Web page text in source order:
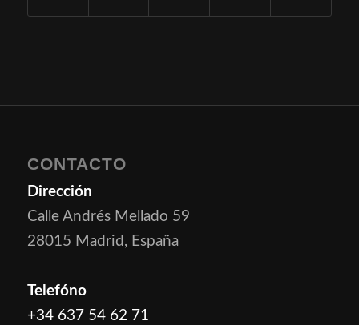
CONTACTO
Dirección
Calle Andrés Mellado 59
28015 Madrid, España
Telefóno
+34 637 54 62 71